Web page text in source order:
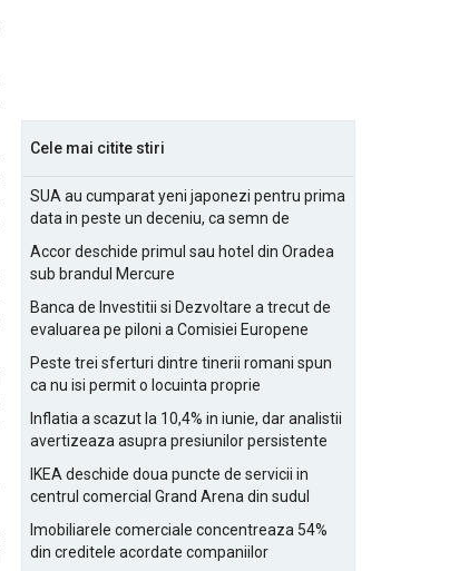
Cele mai citite stiri
SUA au cumparat yeni japonezi pentru prima
data in peste un deceniu, ca semn de
Accor deschide primul sau hotel din Oradea
sub brandul Mercure
Banca de Investitii si Dezvoltare a trecut de
evaluarea pe piloni a Comisiei Europene
Peste trei sferturi dintre tinerii romani spun
ca nu isi permit o locuinta proprie
Inflatia a scazut la 10,4% in iunie, dar analistii
avertizeaza asupra presiunilor persistente
IKEA deschide doua puncte de servicii in
centrul comercial Grand Arena din sudul
Imobiliarele comerciale concentreaza 54%
din creditele acordate companiilor